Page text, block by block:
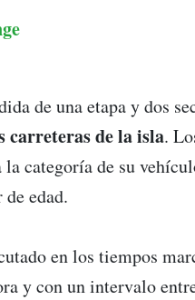
de una etapa y dos
de la isla.
categoría de su
edad.
en los tiempos
y con un intervalo